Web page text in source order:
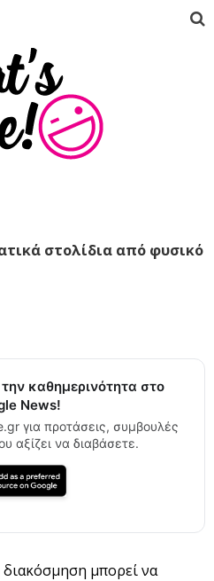
στολίδια από φυσικό
την καθημερινότητα στο
News!
για προτάσεις, συμβουλές
αξίζει να διαβάσετε.
μπορεί να